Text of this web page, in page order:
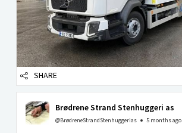
SHARE
Brødrene Strand Stenhuggeri as
@BrødreneStrandStenhuggerias 5 months ago